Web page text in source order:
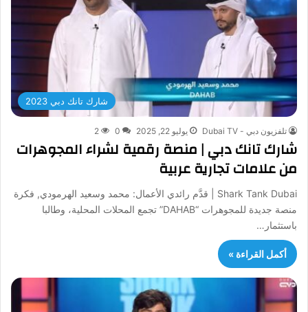
شارك تانك دبي 2023
تلفزيون دبي - Dubai TV يوليو 22, 2025 0
2
شارك تانك دبي | منصة رقمية لشراء المجوهرات
من علامات تجارية عربية
Shark Tank Dubai | قدَّم رائدي الأعمال: محمد وسعيد الهرمودي, فكرة
منصة جديدة للمجوهرات “DAHAB” تجمع المحلات المحلية، وطالبا
باستثمار…
أكمل القراءة »